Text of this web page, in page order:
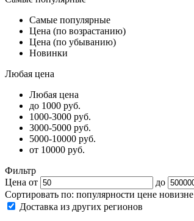
Самые популярные
Цена (по возрастанию)
Цена (по убыванию)
Новинки
Любая цена
Любая цена
до 1000 руб.
1000-3000 руб.
3000-5000 руб.
5000-10000 руб.
от 10000 руб.
Фильтр
Цена от
до
Сортировать по: популярности цене новизне
Доставка из других регионов